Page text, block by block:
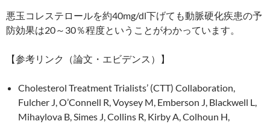
悪玉コレステロールを約40mg/dl下げても動脈硬化疾患の予
防効果は20～30％程度ということがわかっています。
【参考リンク（論文・エビデンス）】
Cholesterol Treatment Trialists’ (CTT) Collaboration,
Fulcher J, O’Connell R, Voysey M, Emberson J, Blackwell L,
Mihaylova B, Simes J, Collins R, Kirby A, Colhoun H,